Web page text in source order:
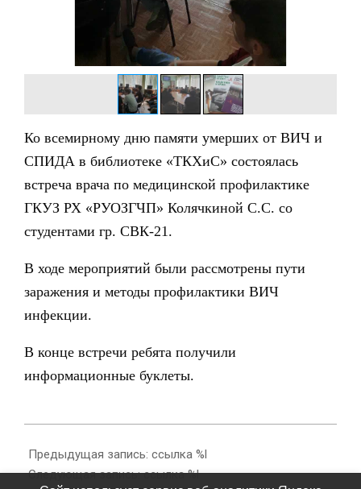
Ко всемирному дню памяти умерших от ВИЧ и
СПИДА в библиотеке «ТКХиС» состоялась
встреча врача по медицинской профилактике
ГКУЗ РХ «РУОЗГЧП» Колячкиной С.С. со
студентами гр. СВК-21.
В ходе мероприятий были рассмотрены пути
заражения и методы профилактики ВИЧ
инфекции.
В конце встречи ребята получили
информационные буклеты.
05-
25
Предыдущая запись: ссылка %l
Следующая запись: ссылка %l